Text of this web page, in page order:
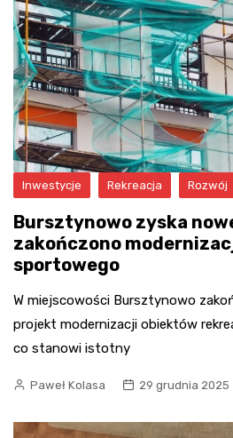
Inwestycje Rekreacja Rozwój
Bursztynowo zyska
zakończono
sportowego
W miejscowości Bursztynowo
projekt modernizacji obiektów
co stanowi istotny
Paweł Kolasa 29 grudnia 2025